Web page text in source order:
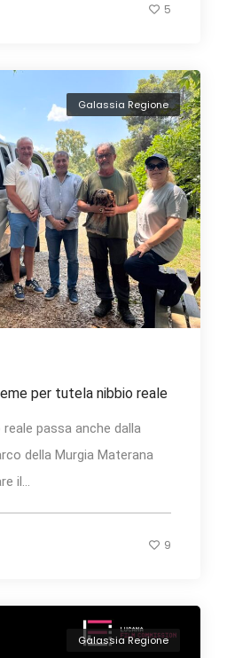
5
Galassia Regione
per tutela nibbio reale
passa anche dalla
della Murgia Materana
il...
9
Galassia Regione